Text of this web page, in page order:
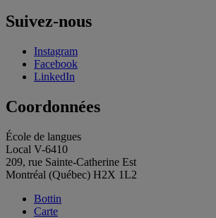
Suivez-nous
Instagram
Facebook
LinkedIn
Coordonnées
École de langues
Local V-6410
209, rue Sainte-Catherine Est
Montréal (Québec) H2X 1L2
Bottin
Carte